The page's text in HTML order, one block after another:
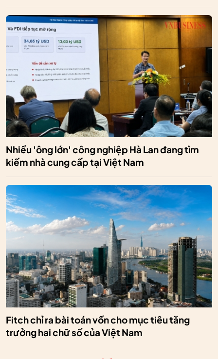
Nhiều 'ông lớn' công nghiệp Hà Lan đang tìm
kiếm nhà cung cấp tại Việt Nam
Fitch chỉ ra bài toán vốn cho mục tiêu tăng
trưởng hai chữ số của Việt Nam